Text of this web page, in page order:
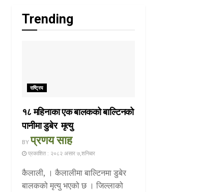
Trending
राष्ट्रिय
१८ महिनाका एक बालकको बाल्टिनको
पानीमा डुबेर मृत्यु
BY प्रणय साह
प्रकाशित : २०८२ असार ७,शनिबार
कैलाली, । कैलालीमा बाल्टिनमा डुबेर
बालकको मृत्यु भएको छ । जिल्लाको